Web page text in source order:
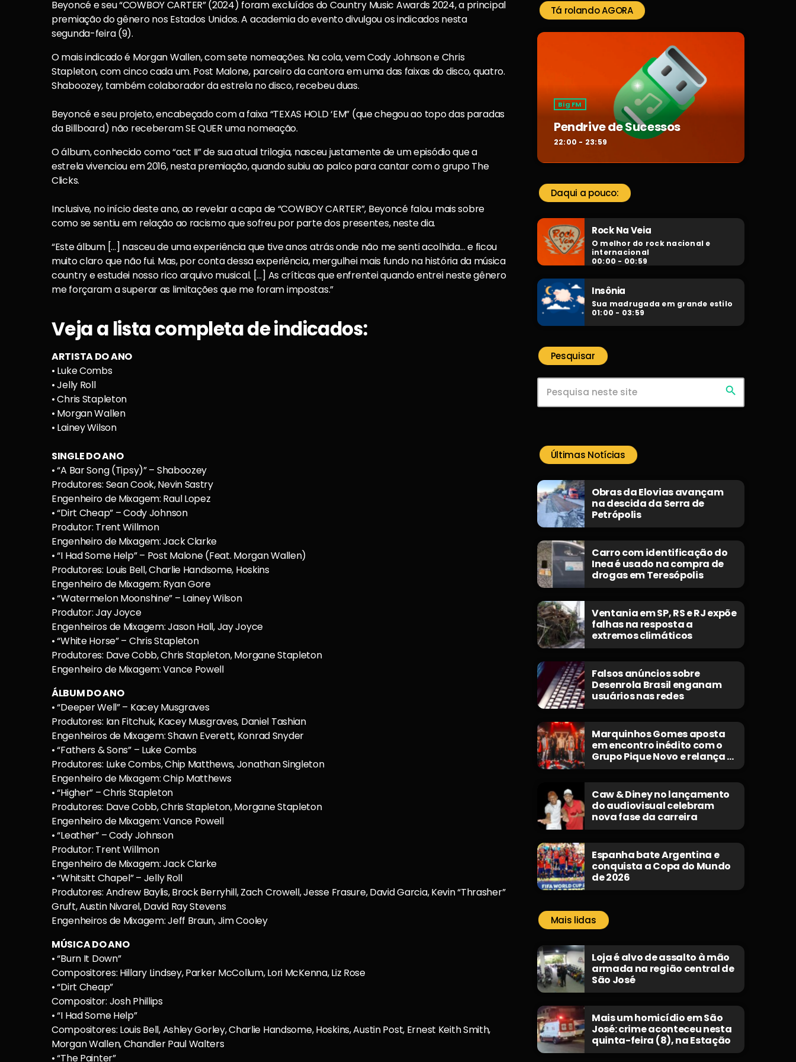
Beyoncé e seu “COWBOY CARTER” (2024) foram excluídos do Country Music Awards 2024, a principal
premiação do gênero nos Estados Unidos. A academia do evento divulgou os indicados nesta
segunda-feira (9).
O mais indicado é Morgan Wallen, com sete nomeações. Na cola, vem Cody Johnson e Chris
Stapleton, com cinco cada um. Post Malone, parceiro da cantora em uma das faixas do disco, quatro.
Shaboozey, também colaborador da estrela no disco, recebeu duas.
Beyoncé e seu projeto, encabeçado com a faixa “TEXAS HOLD ‘EM” (que chegou ao topo das paradas
da Billboard) não receberam SE QUER uma nomeação.
O álbum, conhecido como “act II” de sua atual trilogia, nasceu justamente de um episódio que a
estrela vivenciou em 2016, nesta premiação, quando subiu ao palco para cantar com o grupo The
Clicks.
Inclusive, no início deste ano, ao revelar a capa de “COWBOY CARTER”, Beyoncé falou mais sobre
como se sentiu em relação ao racismo que sofreu por parte dos presentes, neste dia.
“Este álbum […] nasceu de uma experiência que tive anos atrás onde não me senti acolhida… e ficou
muito claro que não fui. Mas, por conta dessa experiência, mergulhei mais fundo na história da música
country e estudei nosso rico arquivo musical. […] As críticas que enfrentei quando entrei neste gênero
me forçaram a superar as limitações que me foram impostas.”
Veja a lista completa de indicados:
ARTISTA DO ANO
• Luke Combs
• Jelly Roll
• Chris Stapleton
• Morgan Wallen
• Lainey Wilson
SINGLE DO ANO
• “A Bar Song (Tipsy)” – Shaboozey
Produtores: Sean Cook, Nevin Sastry
Engenheiro de Mixagem: Raul Lopez
• “Dirt Cheap” – Cody Johnson
Produtor: Trent Willmon
Engenheiro de Mixagem: Jack Clarke
• “I Had Some Help” – Post Malone (Feat. Morgan Wallen)
Produtores: Louis Bell, Charlie Handsome, Hoskins
Engenheiro de Mixagem: Ryan Gore
• “Watermelon Moonshine” – Lainey Wilson
Produtor: Jay Joyce
Engenheiros de Mixagem: Jason Hall, Jay Joyce
• “White Horse” – Chris Stapleton
Produtores: Dave Cobb, Chris Stapleton, Morgane Stapleton
Engenheiro de Mixagem: Vance Powell
ÁLBUM DO ANO
• “Deeper Well” – Kacey Musgraves
Produtores: Ian Fitchuk, Kacey Musgraves, Daniel Tashian
Engenheiros de Mixagem: Shawn Everett, Konrad Snyder
• “Fathers & Sons” – Luke Combs
Produtores: Luke Combs, Chip Matthews, Jonathan Singleton
Engenheiro de Mixagem: Chip Matthews
• “Higher” – Chris Stapleton
Produtores: Dave Cobb, Chris Stapleton, Morgane Stapleton
Engenheiro de Mixagem: Vance Powell
• “Leather” – Cody Johnson
Produtor: Trent Willmon
Engenheiro de Mixagem: Jack Clarke
• “Whitsitt Chapel” – Jelly Roll
Produtores: Andrew Baylis, Brock Berryhill, Zach Crowell, Jesse Frasure, David Garcia, Kevin “Thrasher”
Gruft, Austin Nivarel, David Ray Stevens
Engenheiros de Mixagem: Jeff Braun, Jim Cooley
MÚSICA DO ANO
• “Burn It Down”
Compositores: Hillary Lindsey, Parker McCollum, Lori McKenna, Liz Rose
• “Dirt Cheap”
Compositor: Josh Phillips
• “I Had Some Help”
Compositores: Louis Bell, Ashley Gorley, Charlie Handsome, Hoskins, Austin Post, Ernest Keith Smith,
Morgan Wallen, Chandler Paul Walters
• “The Painter”
Tá rolando AGORA
Big FM
Pendrive de Sucessos
22:00 - 23:59
Daqui a pouco:
Rock Na Veia
O melhor do rock nacional e
internacional
00:00 - 00:59
Insônia
Sua madrugada em grande estilo
01:00 - 03:59
Pesquisar
search
Últimas Notícias
Obras da Elovias avançam
na descida da Serra de
Petrópolis
Carro com identificação do
Inea é usado na compra de
drogas em Teresópolis
Ventania em SP, RS e RJ expõe
falhas na resposta a
extremos climáticos
Falsos anúncios sobre
Desenrola Brasil enganam
usuários nas redes
Marquinhos Gomes aposta
em encontro inédito com o
Grupo Pique Novo e relança o
clássico “Não Morrerei”
Caw & Diney no lançamento
do audiovisual celebram
nova fase da carreira
Espanha bate Argentina e
conquista a Copa do Mundo
de 2026
Mais lidas
Loja é alvo de assalto à mão
armada na região central de
São José
Mais um homicídio em São
José: crime aconteceu nesta
quinta-feira (8), na Estação